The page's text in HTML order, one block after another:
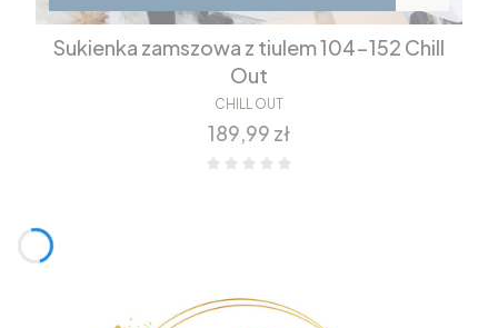
Sukienka zamszowa z tiulem 104-152 Chill
Out
CHILL OUT
Cena
189,99 zł